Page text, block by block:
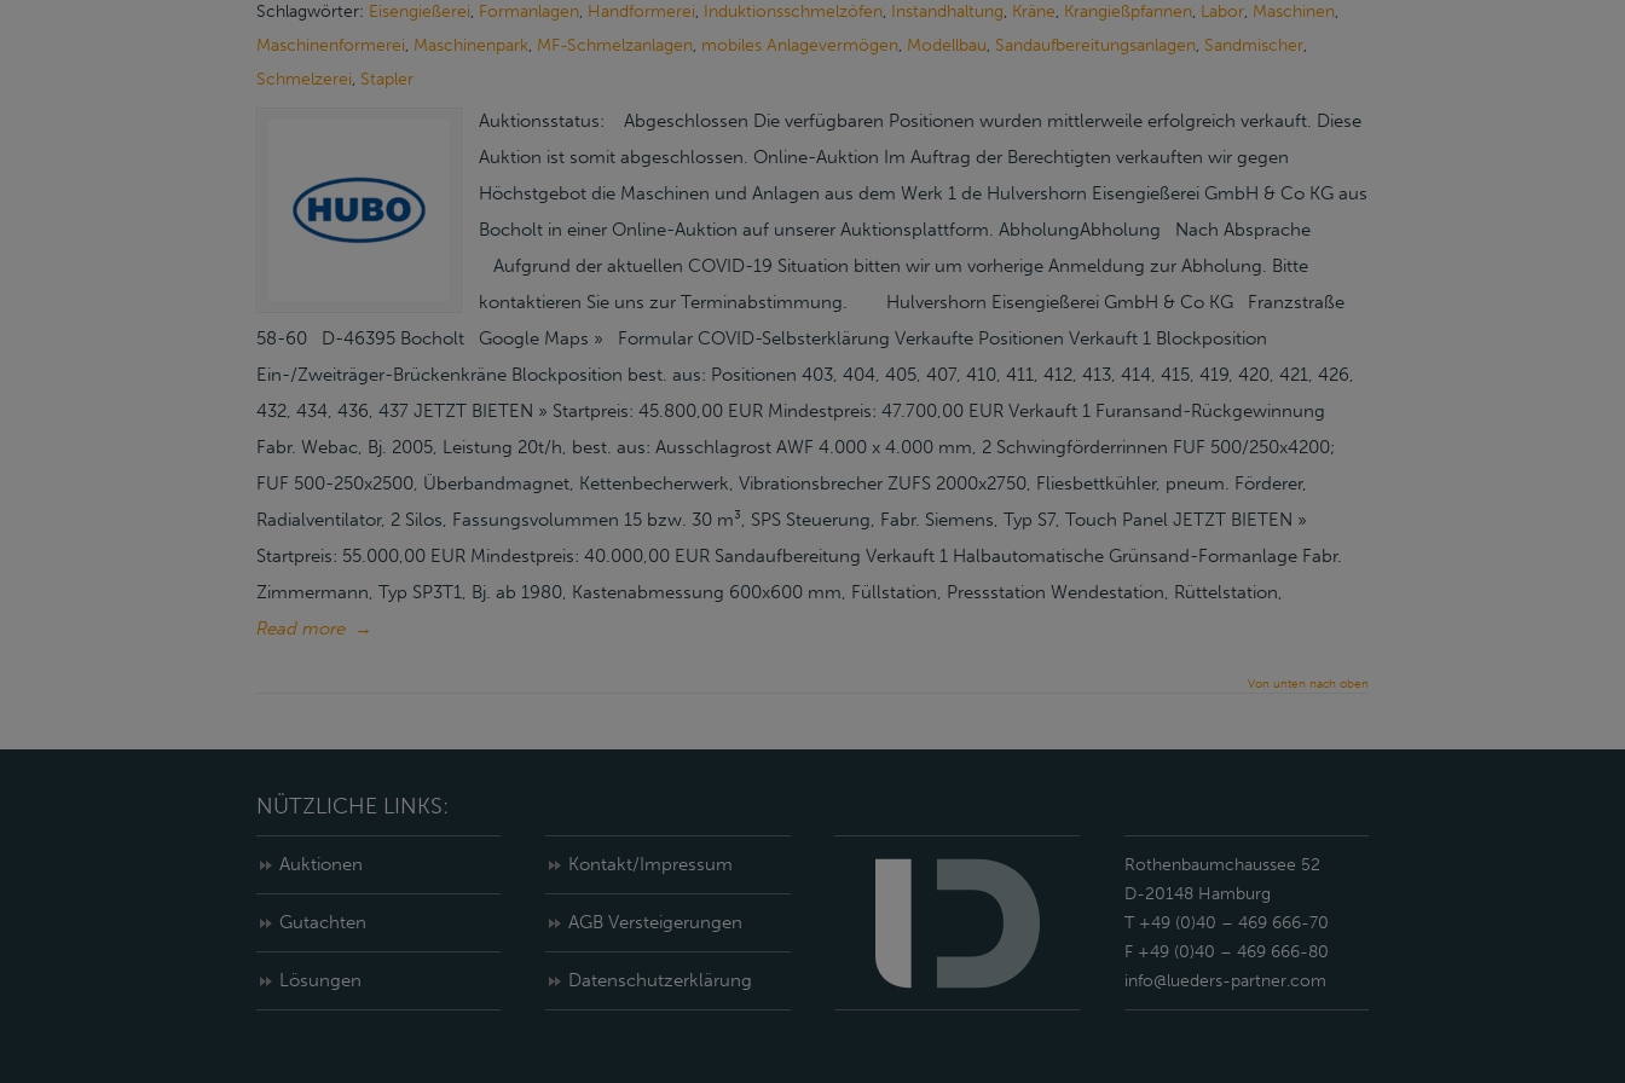
Schlagwörter: Eisengießerei, Formanlagen, Handformerei, Induktionsschmelzöfen, Instandhaltung, Kräne, Krangießpfannen, Labor, Maschinen,
Maschinenformerei, Maschinenpark, MF-Schmelzanlagen, mobiles Anlagevermögen, Modellbau, Sandaufbereitungsanlagen, Sandmischer,
Schmelzerei, Stapler
Auktionsstatus: Abgeschlossen Die verfügbaren Positionen wurden mittlerweile erfolgreich verkauft. Diese
Auktion ist somit abgeschlossen. Online-Auktion Im Auftrag der Berechtigten verkauften wir gegen
Höchstgebot die Maschinen und Anlagen aus dem Werk 1 de Hulvershorn Eisengießerei GmbH & Co KG aus
Bocholt in einer Online-Auktion auf unserer Auktionsplattform. AbholungAbholung Nach Absprache
Aufgrund der aktuellen COVID-19 Situation bitten wir um vorherige Anmeldung zur Abholung. Bitte
kontaktieren Sie uns zur Terminabstimmung. Hulvershorn Eisengießerei GmbH & Co KG Franzstraße
58-60 D-46395 Bocholt Google Maps » Formular COVID-Selbsterklärung Verkaufte Positionen Verkauft 1 Blockposition
Ein-/Zweiträger-Brückenkräne Blockposition best. aus: Positionen 403, 404, 405, 407, 410, 411, 412, 413, 414, 415, 419, 420, 421, 426,
432, 434, 436, 437 JETZT BIETEN » Startpreis: 45.800,00 EUR Mindestpreis: 47.700,00 EUR Verkauft 1 Furansand-Rückgewinnung
Fabr. Webac, Bj. 2005, Leistung 20t/h, best. aus: Ausschlagrost AWF 4.000 x 4.000 mm, 2 Schwingförderrinnen FUF 500/250x4200;
FUF 500-250x2500, Überbandmagnet, Kettenbecherwerk, Vibrationsbrecher ZUFS 2000x2750, Fliesbettkühler, pneum. Förderer,
Radialventilator, 2 Silos, Fassungsvolummen 15 bzw. 30 m³, SPS Steuerung, Fabr. Siemens, Typ S7, Touch Panel JETZT BIETEN »
Startpreis: 55.000,00 EUR Mindestpreis: 40.000,00 EUR Sandaufbereitung Verkauft 1 Halbautomatische Grünsand-Formanlage Fabr.
Zimmermann, Typ SP3T1, Bj. ab 1980, Kastenabmessung 600x600 mm, Füllstation, Pressstation Wendestation, Rüttelstation,
Read more →
Von unten nach oben
NÜTZLICHE LINKS:
Auktionen
Gutachten
Lösungen
Kontakt/Impressum
AGB Versteigerungen
Datenschutzerklärung
Rothenbaumchaussee 52
D-20148 Hamburg
T +49 (0)40 – 469 666-70
F +49 (0)40 – 469 666-80
info@lueders-partner.com